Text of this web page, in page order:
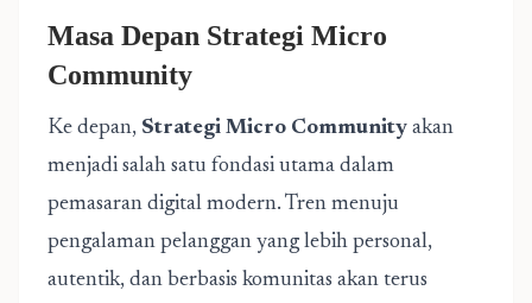
Masa Depan Strategi Micro
Community
Ke depan, Strategi Micro Community akan
menjadi salah satu fondasi utama dalam
pemasaran digital modern. Tren menuju
pengalaman pelanggan yang lebih personal,
autentik, dan berbasis komunitas akan terus